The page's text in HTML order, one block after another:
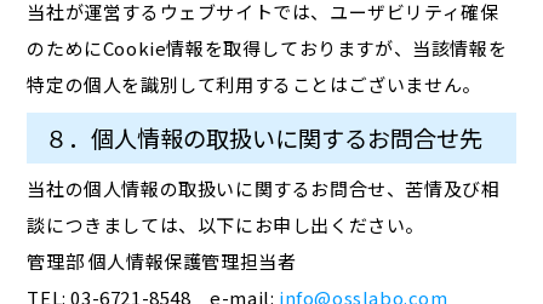
当社が運営するウェブサイトでは、ユーザビリティ確保
のためにCookie情報を取得しておりますが、当該情報を
特定の個人を識別して利用することはございません。
８．個人情報の取扱いに関するお問合せ先
当社の個人情報の取扱いに関するお問合せ、苦情及び相
談につきましては、以下にお申し出ください。
管理部 個人情報保護管理担当者
TEL: 03-6721-8548 e-mail: info@osslabo.com